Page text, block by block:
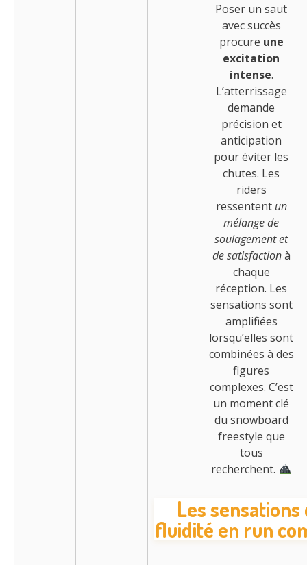
Poser un saut
avec succès
procure une
excitation
intense.
L’atterrissage
demande
précision et
anticipation
pour éviter les
chutes. Les
riders
ressentent un
mélange de
soulagement et
de satisfactionà
chaque
réception. Les
sensations sont
amplifiées
lorsqu’elles sont
combinées à des
figures
complexes. C’est
un moment clé
du snowboard
freestyle que
tous
recherchent.
Les sensations
fluidité en run